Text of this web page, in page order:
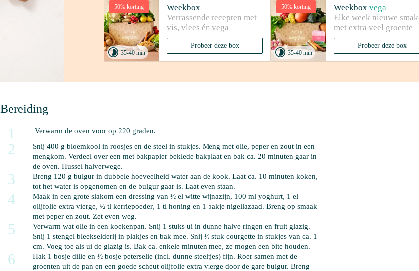
50% korting
35-40 min
Weekbox
Verrassende recepten met
vis, vlees én vega
Probeer deze box
50% korting
35-40 min
Weekbox vega
Elke week nieuwe
met extra veel groente
Probeer deze box
Bereiding
1 Verwarm de oven voor op 220 graden.
2 Snij 400 g bloemkool in roosjes en de steel in stukjes. Meng met olie, peper en zout in een
mengkom. Verdeel over een met bakpapier beklede bakplaat en bak ca. 20 minuten gaar in
de oven. Hussel halverwege.
3 Breng 120 g bulgur in dubbele hoeveelheid water aan de kook. Laat ca. 10 minuten koken,
tot het water is opgenomen en de bulgur gaar is. Laat even staan.
4 Maak in een grote slakom een dressing van ½ el witte wijnazijn, 100 ml yoghurt, 1 el
olijfolie extra vierge, ½ tl kerriepoeder, 1 tl honing en 1 bakje nigellazaad. Breng op smaak
met peper en zout. Zet even weg.
5 Verwarm wat olie in een koekenpan. Snij 1 stuks ui in dunne halve ringen en fruit glazig.
Snij 1 stengel bleekselderij in plakjes en bak mee. Snij ½ stuk courgette in stukjes van ca. 1
cm. Voeg toe als ui de glazig is. Bak ca. enkele minuten mee, ze mogen een bite houden.
6 Hak 1 bosje dille en ½ bosje peterselie (incl. dunne steeltjes) fijn. Roer samen met de
groenten uit de pan en een goede scheut olijfolie extra vierge door de gare bulgur. Breng